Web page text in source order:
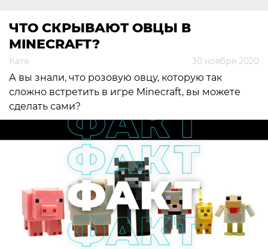
ЧТО СКРЫВАЮТ ОВЦЫ В
MINECRAFT?
Катя 30 ноября 2020
А вы знали, что розовую овцу, которую так
сложно встретить в игре Minecraft, вы можете
сделать сами?